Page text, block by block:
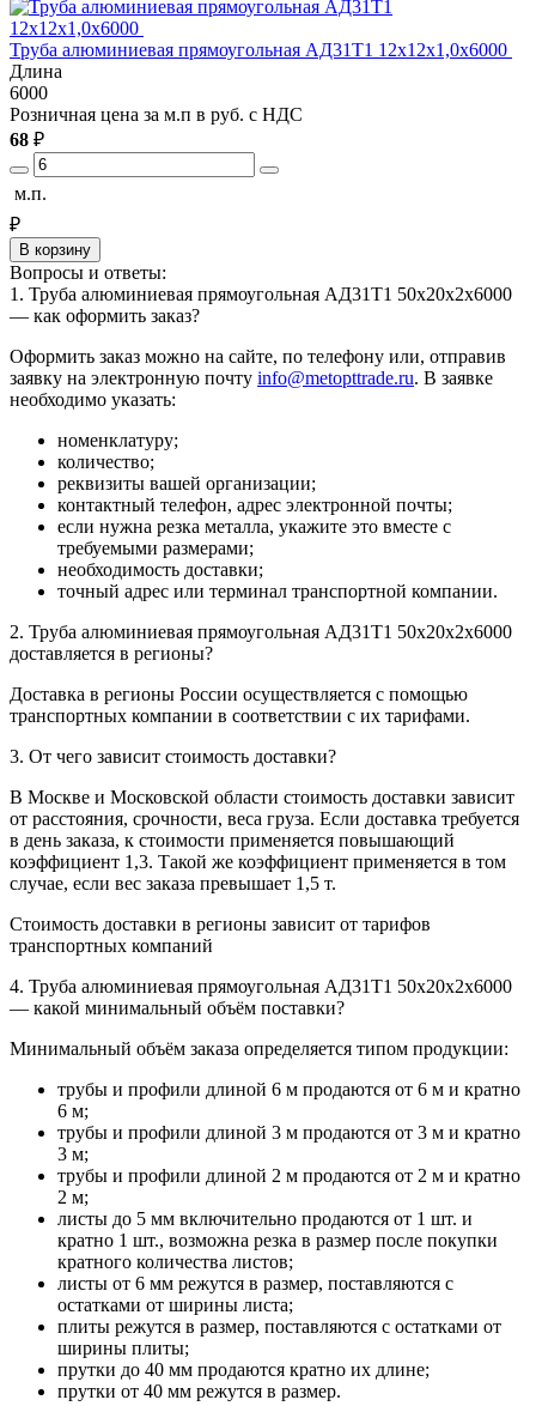
Труба алюминиевая прямоугольная АД31Т1 12х12х1,0х6000
Длина
6000
Розничная цена за м.п в руб. с НДС
68 ₽
м.п.
₽
В корзину
Вопросы и ответы:
1. Труба алюминиевая прямоугольная АД31Т1 50х20х2х6000
— как оформить заказ?
Оформить заказ можно на сайте, по телефону или, отправив
заявку на электронную почту info@metopttrade.ru. В заявке
необходимо указать:
номенклатуру;
количество;
реквизиты вашей организации;
контактный телефон, адрес электронной почты;
если нужна резка металла, укажите это вместе с
требуемыми размерами;
необходимость доставки;
точный адрес или терминал транспортной компании.
2. Труба алюминиевая прямоугольная АД31Т1 50х20х2х6000
доставляется в регионы?
Доставка в регионы России осуществляется с помощью
транспортных компании в соответствии с их тарифами.
3. От чего зависит стоимость доставки?
В Москве и Московской области стоимость доставки зависит
от расстояния, срочности, веса груза. Если доставка требуется
в день заказа, к стоимости применяется повышающий
коэффициент 1,3. Такой же коэффициент применяется в том
случае, если вес заказа превышает 1,5 т.
Стоимость доставки в регионы зависит от тарифов
транспортных компаний
4. Труба алюминиевая прямоугольная АД31Т1 50х20х2х6000
— какой минимальный объём поставки?
Минимальный объём заказа определяется типом продукции:
трубы и профили длиной 6 м продаются от 6 м и кратно
6 м;
трубы и профили длиной 3 м продаются от 3 м и кратно
3 м;
трубы и профили длиной 2 м продаются от 2 м и кратно
2 м;
листы до 5 мм включительно продаются от 1 шт. и
кратно 1 шт., возможна резка в размер после покупки
кратного количества листов;
листы от 6 мм режутся в размер, поставляются с
остатками от ширины листа;
плиты режутся в размер, поставляются с остатками от
ширины плиты;
прутки до 40 мм продаются кратно их длине;
прутки от 40 мм режутся в размер.